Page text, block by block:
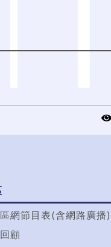
網節目表(含網路廣播)
顧